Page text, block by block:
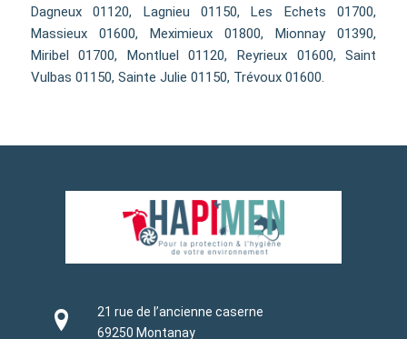
Dagneux 01120, Lagnieu 01150, Les Echets 01700,
Massieux 01600, Meximieux 01800, Mionnay 01390,
Miribel 01700, Montluel 01120, Reyrieux 01600, Saint
Vulbas 01150, Sainte Julie 01150, Trévoux 01600.
21 rue de l’ancienne caserne
69250 Montanay